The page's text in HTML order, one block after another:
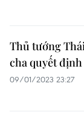
Thủ tướng
cha quyết
09/01/2023 23:27